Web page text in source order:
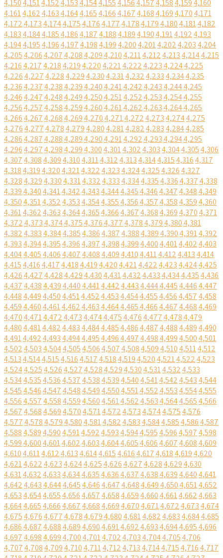
4,1504,1514,1524,1534,1544,1554,1564,1574,1584,1594,160
4,1614,1624,1634,1644,1654,1664,1674,1684,1694,1704,171
4,1724,1734,1744,1754,1764,1774,1784,1794,1804,1814,182
4,1834,1844,1854,1864,1874,1884,1894,1904,1914,1924,193
4,1944,1954,1964,1974,1984,1994,2004,2014,2024,2034,204
4,2054,2064,2074,2084,2094,2104,2114,2124,2134,2144,215
4,2164,2174,2184,2194,2204,2214,2224,2234,2244,225
4,2264,2274,2284,2294,2304,2314,2324,2334,2344,235
4,2364,2374,2384,2394,2404,2414,2424,2434,2444,245
4,2464,2474,2484,2494,2504,2514,2524,2534,2544,255
4,2564,2574,2584,2594,2604,2614,2624,2634,2644,265
4,2664,2674,2684,2694,2704,2714,2724,2734,2744,275
4,2764,2774,2784,2794,2804,2814,2824,2834,2844,285
4,2864,2874,2884,2894,2904,2914,2924,2934,2944,295
4,2964,2974,2984,2994,3004,3014,3024,3034,3044,3054,306
4,3074,3084,3094,3104,3114,3124,3134,3144,3154,3164,317
4,3184,3194,3204,3214,3224,3234,3244,3254,3264,327
4,3284,3294,3304,3314,3324,3334,3344,3354,3364,3374,338
4,3394,3404,3414,3424,3434,3444,3454,3464,3474,3484,349
4,3504,3514,3524,3534,3544,3554,3564,3574,3584,3594,360
4,3614,3624,3634,3644,3654,3664,3674,3684,3694,3704,371
4,3724,3734,3744,3754,3764,3774,3784,3794,3804,381
4,3824,3834,3844,3854,3864,3874,3884,3894,3904,3914,392
4,3934,3944,3954,3964,3974,3984,3994,4004,4014,4024,403
4,4044,4054,4064,4074,4084,4094,4104,4114,4124,4134,414
4,4154,4164,4174,4184,4194,4204,4214,4224,4234,4244,425
4,4264,4274,4284,4294,4304,4314,4324,4334,4344,4354,436
4,4374,4384,4394,4404,4414,4424,4434,4444,4454,4464,447
4,4484,4494,4504,4514,4524,4534,4544,4554,4564,4574,458
4,4594,4604,4614,4624,4634,4644,4654,4664,4674,4684,469
4,4704,4714,4724,4734,4744,4754,4764,4774,4784,479
4,4804,4814,4824,4834,4844,4854,4864,4874,4884,4894,490
4,4914,4924,4934,4944,4954,4964,4974,4984,4994,5004,501
4,5024,5034,5044,5054,5064,5074,5084,5094,5104,5114,512
4,5134,5144,5154,5164,5174,5184,5194,5204,5214,5224,523
4,5244,5254,5264,5274,5284,5294,5304,5314,5324,533
4,5344,5354,5364,5374,5384,5394,5404,5414,5424,5434,544
4,5454,5464,5474,5484,5494,5504,5514,5524,5534,5544,555
4,5564,5574,5584,5594,5604,5614,5624,5634,5644,5654,566
4,5674,5684,5694,5704,5714,5724,5734,5744,5754,576
4,5774,5784,5794,5804,5814,5824,5834,5844,5854,5864,587
4,5884,5894,5904,5914,5924,5934,5944,5954,5964,5974,598
4,5994,6004,6014,6024,6034,6044,6054,6064,6074,6084,609
4,6104,6114,6124,6134,6144,6154,6164,6174,6184,6194,620
4,6214,6224,6234,6244,6254,6264,6274,6284,6294,630
4,6314,6324,6334,6344,6354,6364,6374,6384,6394,6404,641
4,6424,6434,6444,6454,6464,6474,6484,6494,6504,6514,652
4,6534,6544,6554,6564,6574,6584,6594,6604,6614,6624,663
4,6644,6654,6664,6674,6684,6694,6704,6714,6724,6734,674
4,6754,6764,6774,6784,6794,6804,6814,6824,6834,6844,685
4,6864,6874,6884,6894,6904,6914,6924,6934,6944,6954,696
4,6974,6984,6994,7004,7014,7024,7034,7044,7054,706
4,7074,7084,7094,7104,7114,7124,7134,7144,7154,7164,717